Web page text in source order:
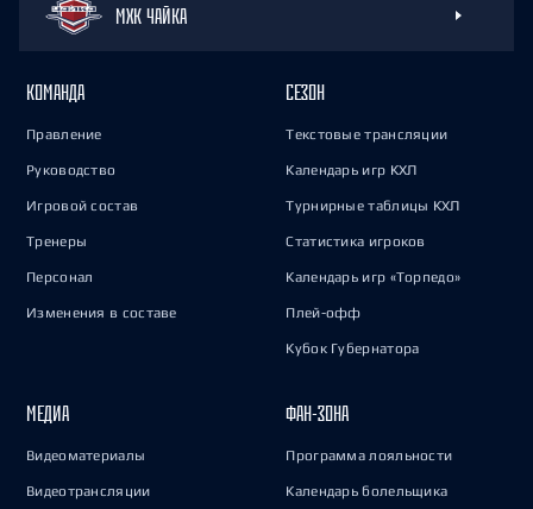
МХК ЧАЙКА
КОМАНДА
Правление
Руководство
Игровой состав
Тренеры
Персонал
Изменения в составе
СЕЗОН
Текстовые трансляции
Календарь игр КХЛ
Турнирные таблицы КХЛ
Статистика игроков
Календарь игр «Торпедо»
Плей-офф
Кубок Губернатора
МЕДИА
Видеоматериалы
Видеотрансляции
ФАН-ЗОНА
Программа лояльности
Календарь болельщика